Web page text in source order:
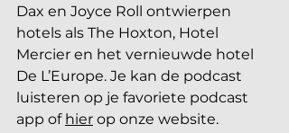
Dax en Joyce Roll ontwierpen
hotels als The Hoxton, Hotel
Mercier en het vernieuwde hotel
De L’Europe. Je kan de podcast
luisteren op je favoriete podcast
app of hier op onze website.